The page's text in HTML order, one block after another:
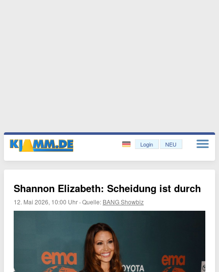
Login NEU
Shannon Elizabeth: Scheidung ist durch
12. Mai 2026, 10:00 Uhr ·Quelle: BANG Showbiz